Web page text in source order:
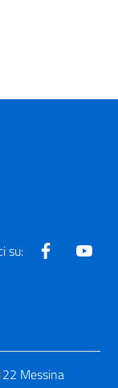
su: Facebook
Messina